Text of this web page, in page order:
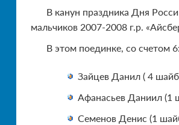
В канун праздника Дня
мальчиков 2007-2008 г.р.
В этом поединке, со счетом
Зайцев Данил ( 4
Афанасьев Даниил (1
Семенов Денис (1